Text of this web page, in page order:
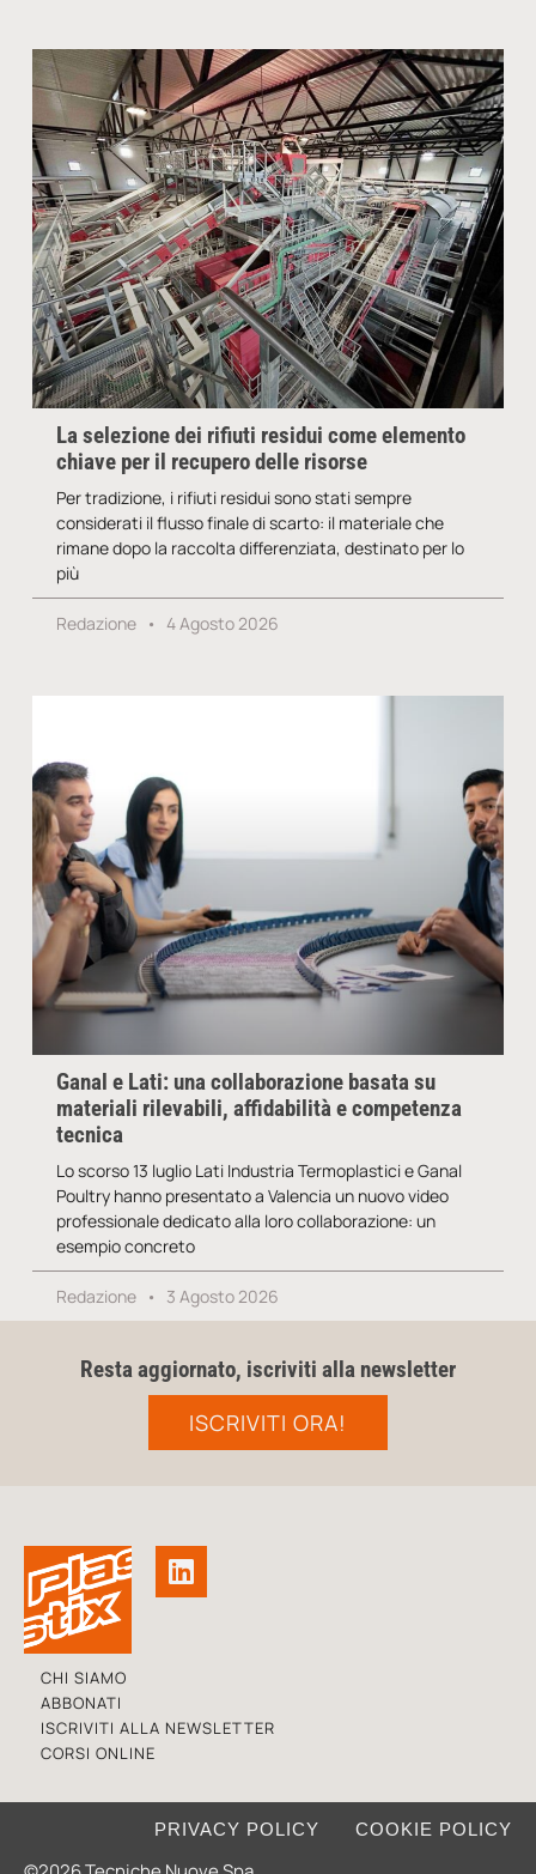
La selezione dei rifiuti residui come elemento
chiave per il recupero delle risorse
Per tradizione, i rifiuti residui sono stati sempre
considerati il flusso finale di scarto: il materiale che
rimane dopo la raccolta differenziata, destinato per lo
più
Redazione 4 Agosto 2026
Ganal e Lati: una collaborazione basata su
materiali rilevabili, affidabilità e competenza
tecnica
Lo scorso 13 luglio Lati Industria Termoplastici e Ganal
Poultry hanno presentato a Valencia un nuovo video
professionale dedicato alla loro collaborazione: un
esempio concreto
Redazione 3 Agosto 2026
Resta aggiornato, iscriviti alla newsletter
ISCRIVITI ORA!
CHI SIAMO
ABBONATI
ISCRIVITI ALLA NEWSLETTER
CORSI ONLINE
PRIVACY POLICY COOKIE POLICY